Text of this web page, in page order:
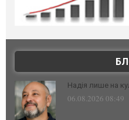
Надія лише на
06.08.2026 08:49